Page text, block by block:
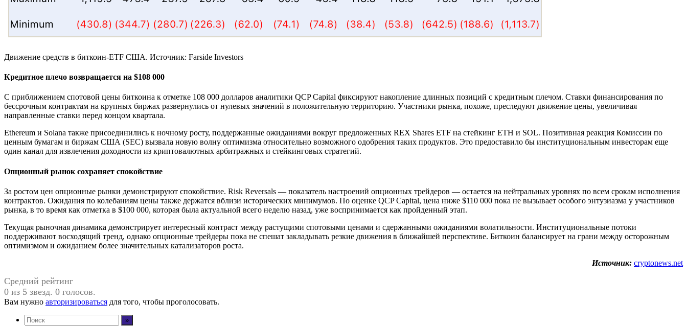
Движение средств в биткоин-ETF США. Источник: Farside Investors
Кредитное плечо возвращается на $108 000
С приближением спотовой цены биткоина к отметке 108 000 долларов аналитики QCP Capital фиксируют накопление длинных позиций с кредитным плечом. Ставки финансирования по
бессрочным контрактам на крупных биржах развернулись от нулевых значений в положительную территорию. Участники рынка, похоже, преследуют движение цены, увеличивая
направленные ставки перед концом квартала.
Ethereum и Solana также присоединились к ночному росту, поддержанные ожиданиями вокруг предложенных REX Shares ETF на стейкинг ETH и SOL. Позитивная реакция Комиссии по
ценным бумагам и биржам США (SEC) вызвала новую волну оптимизма относительно возможного одобрения таких продуктов. Это предоставило бы институциональным инвесторам еще
один канал для извлечения доходности из криптовалютных арбитражных и стейкинговых стратегий.
Опционный рынок сохраняет спокойствие
За ростом цен опционные рынки демонстрируют спокойствие. Risk Reversals — показатель настроений опционных трейдеров — остается на нейтральных уровнях по всем срокам исполнения
контрактов. Ожидания по колебаниям цены также держатся вблизи исторических минимумов. По оценке QCP Capital, цена ниже $110 000 пока не вызывает особого энтузиазма у участников
рынка, в то время как отметка в $100 000, которая была актуальной всего неделю назад, уже воспринимается как пройденный этап.
Текущая рыночная динамика демонстрирует интересный контраст между растущими спотовыми ценами и сдержанными ожиданиями волатильности. Институциональные потоки
поддерживают восходящий тренд, однако опционные трейдеры пока не спешат закладывать резкие движения в ближайшей перспективе. Биткоин балансирует на грани между осторожным
оптимизмом и ожиданием более значительных катализаторов роста.
Источник: cryptonews.net
Средний рейтинг
0 из 5 звезд. 0 голосов.
Вам нужно авторизироваться для того, чтобы проголосовать.